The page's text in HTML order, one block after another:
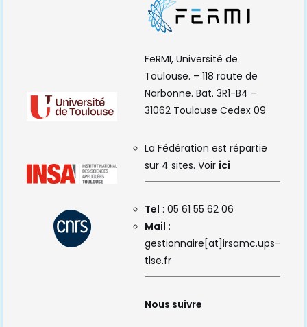
FeRMI, Université de
Toulouse. – 118 route de
Narbonne. Bat. 3R1-B4 –
31062 Toulouse Cedex 09
La Fédération est répartie
sur 4 sites. Voir ici
Tel : 05 61 55 62 06
Mail :
gestionnaire[at]irsamc.ups-
tlse.fr
Nous suivre